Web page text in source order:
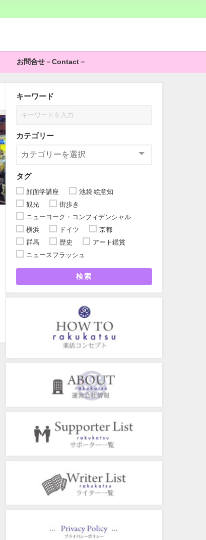
お問合せ－Contact－
キーワード
カテゴリー
タグ
顔面学講座
池袋 絵意知
観光
街歩き
ニューヨーク・コンフィデンシャル
横浜
ドイツ
京都
群馬
歴史
アート鑑賞
ニュースフラッシュ
検索